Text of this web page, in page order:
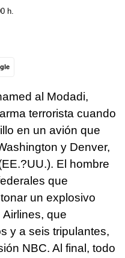
h.
al Modadi,
terrorista cuando
en un avión que
y Denver,
El hombre
que
un explosivo
que
y a seis tripulantes,
NBC. Al final, todo